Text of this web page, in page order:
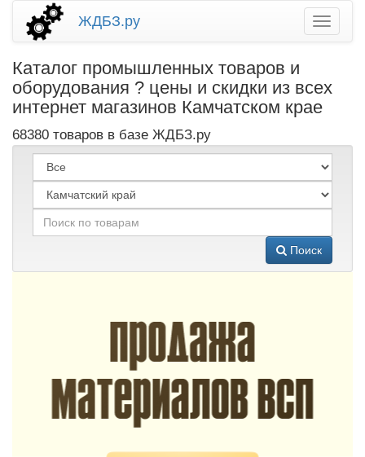
ЖДБЗ.ру
Каталог промышленных товаров и
оборудования ? цены и скидки из всех
интернет магазинов Камчатском крае
68380 товаров в базе ЖДБЗ.ру
Поиск